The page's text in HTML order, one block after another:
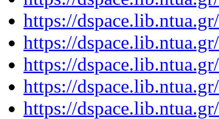
https://
https://
https://
https://
https://